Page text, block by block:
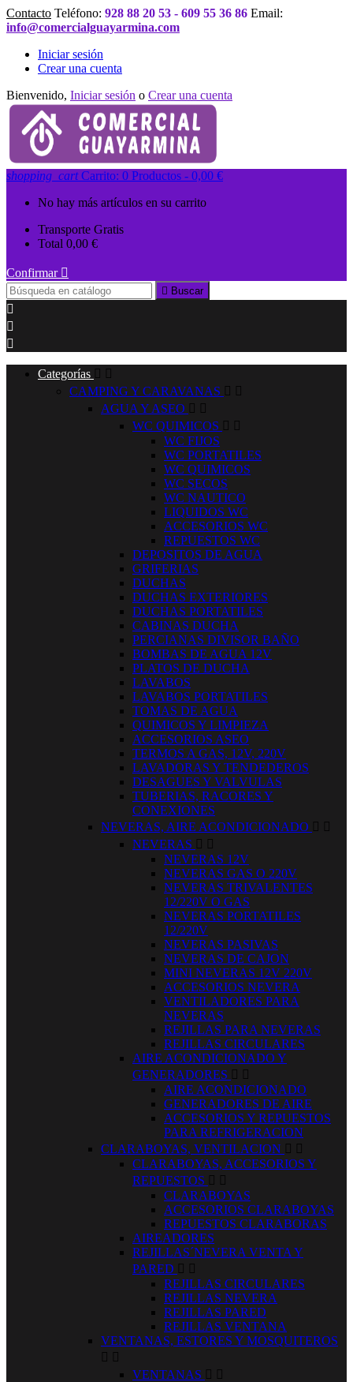
Contacto Teléfono: 928 88 20 53 - 609 55 36 86 Email:
info@comercialguayarmina.com
Iniciar sesión
Crear una cuenta
Bienvenido, Iniciar sesión o Crear una cuenta
shopping_cart Carrito: 0 Productos - 0,00 €
No hay más artículos en su carrito
Transporte Gratis
Total 0,00 €
Confirmar 
 Buscar



Categorías  
CAMPING Y CARAVANAS  
AGUA Y ASEO  
WC QUIMICOS  
WC FIJOS
WC PORTATILES
WC QUIMICOS
WC SECOS
WC NAUTICO
LIQUIDOS WC
ACCESORIOS WC
REPUESTOS WC
DEPOSITOS DE AGUA
GRIFERIAS
DUCHAS
DUCHAS EXTERIORES
DUCHAS PORTATILES
CABINAS DUCHA
PERCIANAS DIVISOR BAÑO
BOMBAS DE AGUA 12V
PLATOS DE DUCHA
LAVABOS
LAVABOS PORTATILES
TOMAS DE AGUA
QUIMICOS Y LIMPIEZA
ACCESORIOS ASEO
TERMOS A GAS, 12V, 220V
LAVADORAS Y TENDEDEROS
DESAGUES Y VALVULAS
TUBERIAS, RACORES Y
CONEXIONES
NEVERAS, AIRE ACONDICIONADO  
NEVERAS  
NEVERAS 12V
NEVERAS GAS O 220V
NEVERAS TRIVALENTES
12/220V O GAS
NEVERAS PORTATILES
12/220V
NEVERAS PASIVAS
NEVERAS DE CAJON
MINI NEVERAS 12V 220V
ACCESORIOS NEVERA
VENTILADORES PARA
NEVERAS
REJILLAS PARA NEVERAS
REJILLAS CIRCULARES
AIRE ACONDICIONADO Y
GENERADORES  
AIRE ACONDICIONADO
GENERADORES DE AIRE
ACCESORIOS Y REPUESTOS
PARA REFRIGERACION
CLARABOYAS, VENTILACION  
CLARABOYAS, ACCESORIOS Y
REPUESTOS  
CLARABOYAS
ACCESORIOS CLARABOYAS
REPUESTOS CLARABORAS
AIREADORES
REJILLAS´NEVERA VENTA Y
PARED  
REJILLAS CIRCULARES
REJILLAS NEVERA
REJILLAS PARED
REJILLAS VENTANA
VENTANAS, ESTORES Y MOSQUITEROS
 
VENTANAS  